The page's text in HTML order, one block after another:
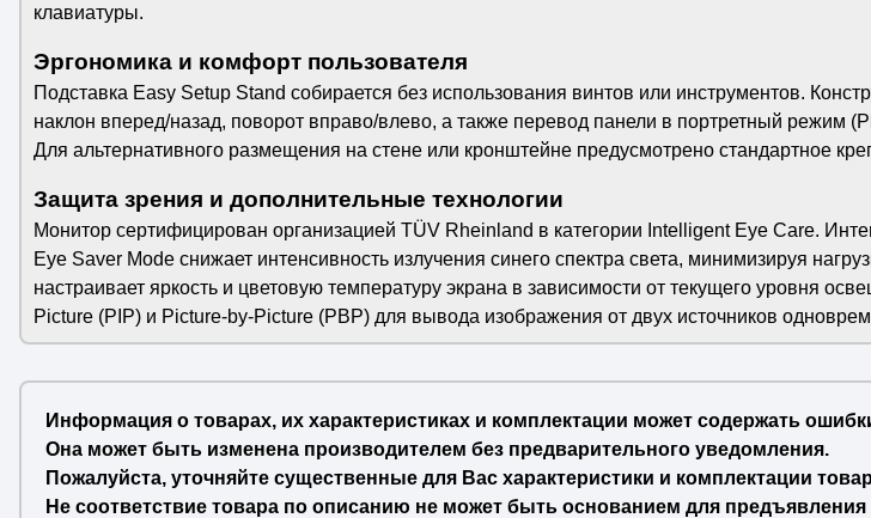
клавиатуры.
Эргономика и комфорт пользователя
Подставка Easy Setup Stand собирается без использования винтов или инструментов.
наклон вперед/назад, поворот вправо/влево, а также перевод панели в портретный режим
Для альтернативного размещения на стене или кронштейне предусмотрено стандартное
Защита зрения и дополнительные технологии
Монитор сертифицирован организацией TÜV Rheinland в категории Intelligent Eye Care.
Eye Saver Mode снижает интенсивность излучения синего спектра света, минимизируя
настраивает яркость и цветовую температуру экрана в зависимости от текущего уровня
Picture (PIP) и Picture-by-Picture (PBP) для вывода изображения от двух источников
Информация о товарах, их характеристиках и комплектации может содержать
Она может быть изменена производителем без предварительного уведомления.
Пожалуйста, уточняйте существенные для Вас характеристики и комплектации
Не соответствие товара по описанию не может быть основанием для предъявления